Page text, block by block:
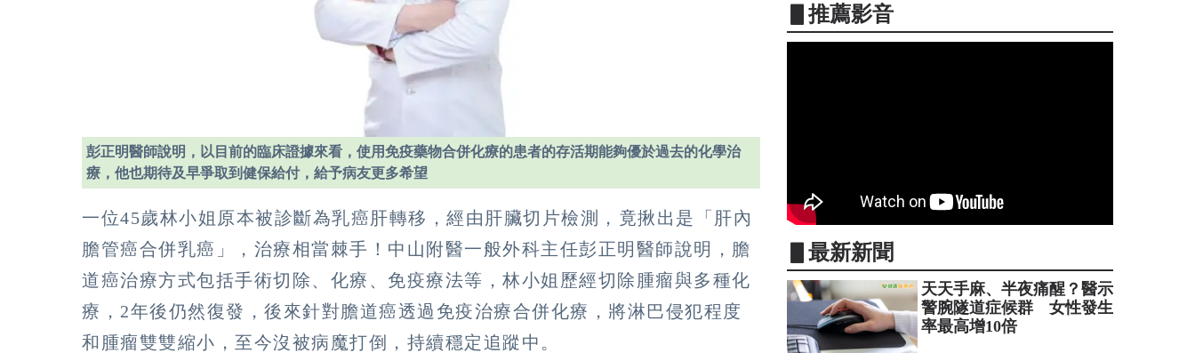
彭正明醫師說明，以目前的臨床證據來看，使用免疫藥物合併化療的患者的存活期能夠優於過去的化學治
療，他也期待及早爭取到健保給付，給予病友更多希望
一位45歲林小姐原本被診斷為乳癌肝轉移，經由肝臟切片檢測，竟揪出是「肝內
膽管癌合併乳癌」，治療相當棘手！中山附醫一般外科主任彭正明醫師說明，膽
道癌治療方式包括手術切除、化療、免疫療法等，林小姐歷經切除腫瘤與多種化
療，2年後仍然復發，後來針對膽道癌透過免疫治療合併化療，將淋巴侵犯程度
和腫瘤雙雙縮小，至今沒被病魔打倒，持續穩定追蹤中。
▋推薦影音
▋最新新聞
天天手麻、半夜痛醒？醫示
警腕隧道症候群 女性發生
率最高增10倍